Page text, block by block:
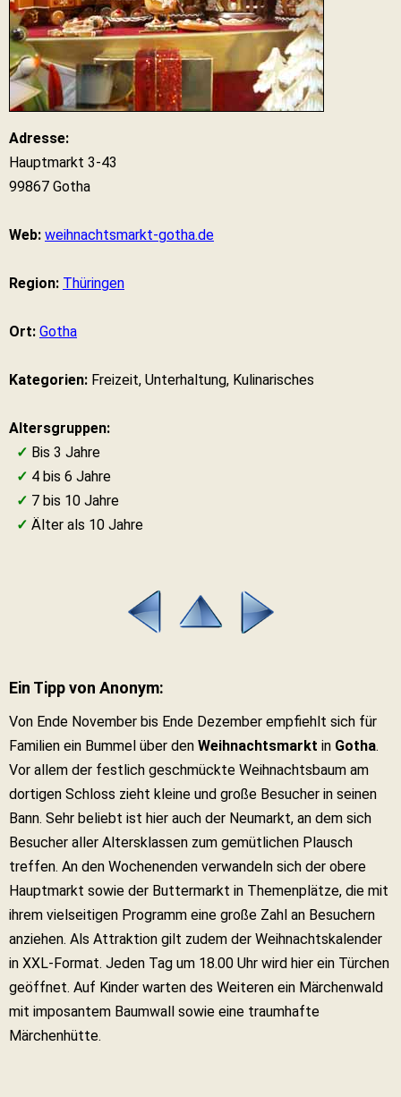
Adresse:
Hauptmarkt 3-43
99867 Gotha
Web: weihnachtsmarkt-gotha.de
Region: Thüringen
Ort: Gotha
Kategorien: Freizeit, Unterhaltung, Kulinarisches
Altersgruppen:
✓ Bis 3 Jahre
✓ 4 bis 6 Jahre
✓ 7 bis 10 Jahre
✓ Älter als 10 Jahre
Ein Tipp von Anonym:
Von Ende November bis Ende Dezember empfiehlt sich für
Familien ein Bummel über den Weihnachtsmarkt in Gotha.
Vor allem der festlich geschmückte Weihnachtsbaum am
dortigen Schloss zieht kleine und große Besucher in seinen
Bann. Sehr beliebt ist hier auch der Neumarkt, an dem sich
Besucher aller Altersklassen zum gemütlichen Plausch
treffen. An den Wochenenden verwandeln sich der obere
Hauptmarkt sowie der Buttermarkt in Themenplätze, die mit
ihrem vielseitigen Programm eine große Zahl an Besuchern
anziehen. Als Attraktion gilt zudem der Weihnachtskalender
in XXL-Format. Jeden Tag um 18.00 Uhr wird hier ein Türchen
geöffnet. Auf Kinder warten des Weiteren ein Märchenwald
mit imposantem Baumwall sowie eine traumhafte
Märchenhütte.